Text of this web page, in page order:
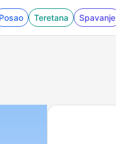
Teretana Spavanje